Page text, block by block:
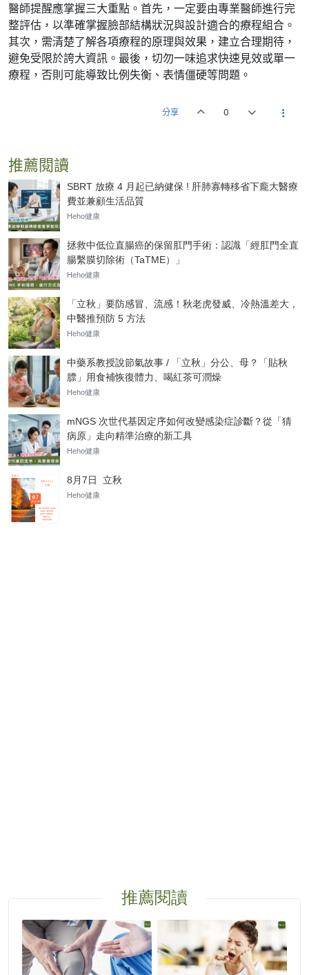
醫師提醒應掌握三大重點。首先，一定要由專業醫師進行完
整評估，以準確掌握臉部結構狀況與設計適合的療程組合。
其次，需清楚了解各項療程的原理與效果，建立合理期待，
避免受限於誇大資訊。最後，切勿一味追求快速見效或單一
療程，否則可能導致比例失衡、表情僵硬等問題。
分享 0
推薦閱讀